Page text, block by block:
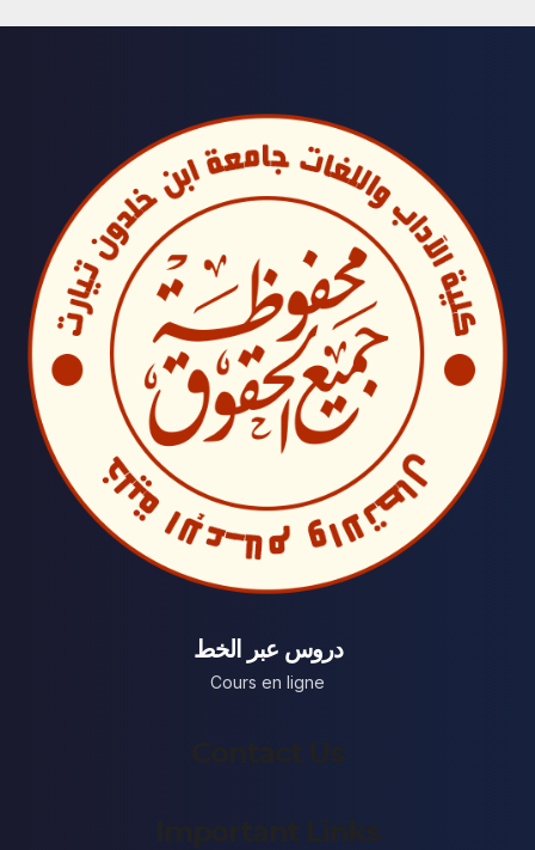
دروس عبر الخط
Cours en ligne
Contact Us
Important Links